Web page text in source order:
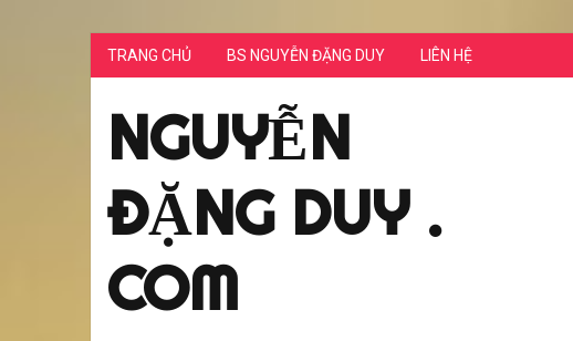
TRANG CHỦ BS NGUYỄN ĐẶNG DUY LIÊN HỆ
NGUYỄN
ĐẶNG DUY .
COM